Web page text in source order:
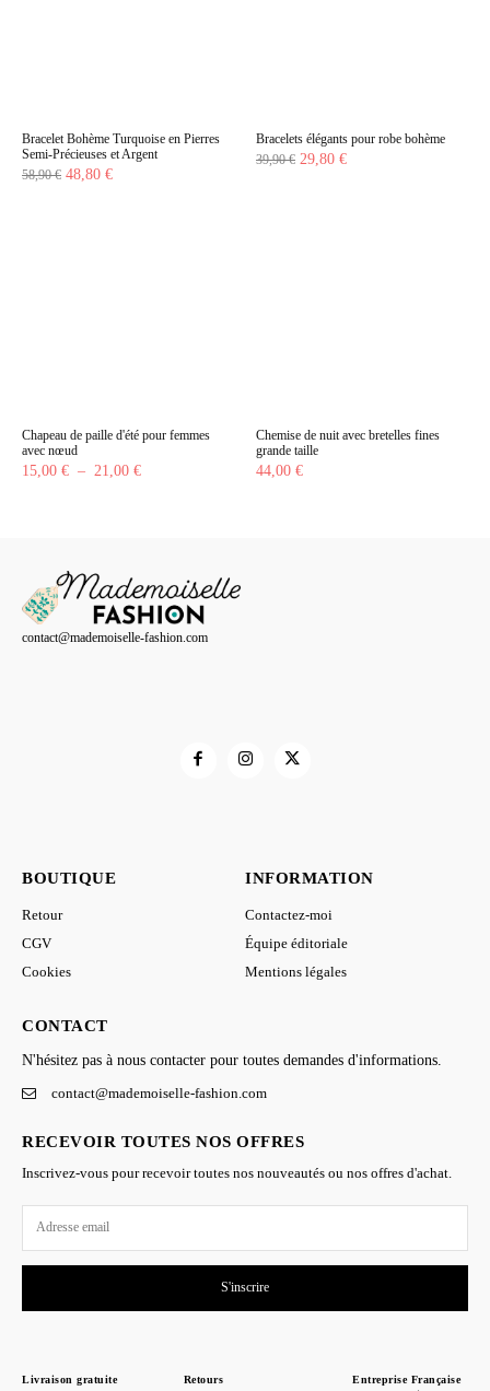
Bracelet Bohème Turquoise en Pierres
Semi-Précieuses et Argent
58,90€ Le
48,80 €Le
Bracelets élégants pour robe bohème
39,90€ Le
29,80 €Le
Chapeau de paille d'été pour femmes
avec nœud
15,00 € – 21,00 €Plage
21,00 €
Chemise de nuit avec bretelles fines
grande taille
44,00 €
contact@mademoiselle-fashion.com
BOUTIQUE
Retour
CGV
Cookies
INFORMATION
Contactez-moi
Équipe éditoriale
Mentions légales
CONTACT
N'hésitez pas à nous contacter pour toutes demandes d'informations.
contact@mademoiselle-fashion.com
RECEVOIR TOUTES NOS OFFRES
Inscrivez-vous pour recevoir toutes nos nouveautés ou nos offres d'achat.
S'inscrire
Livraison gratuite Retours Entreprise Française